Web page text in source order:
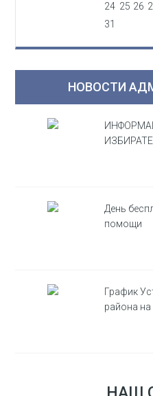
24 25 26
31
НОВОСТИ
День
помощи
График
района на